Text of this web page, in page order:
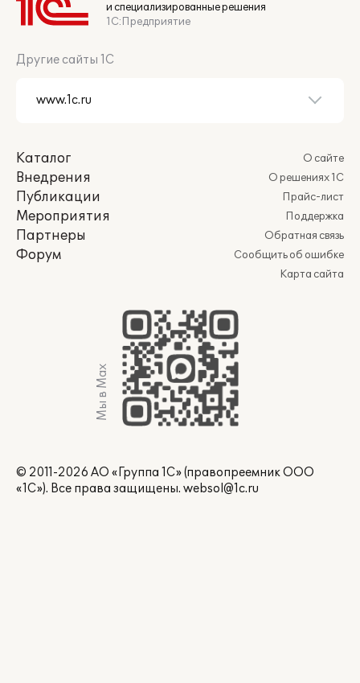
и специализированные решения
1С:Предприятие
Другие сайты 1С
Каталог
Внедрения
Публикации
Мероприятия
Партнеры
Форум
О сайте
О решениях 1С
Прайс-лист
Поддержка
Обратная связь
Сообщить об ошибке
Карта сайта
Мы в Max
© 2011-2026 АО «Группа 1С» (правопреемник ООО
«1С»). Все права защищены. websol@1c.ru